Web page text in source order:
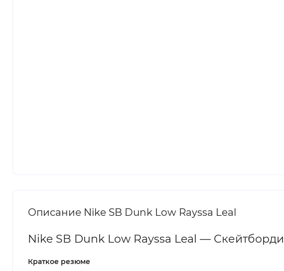
Описание Nike SB Dunk Low Rayssa Leal
Nike SB Dunk Low Rayssa Leal —
Краткое резюме